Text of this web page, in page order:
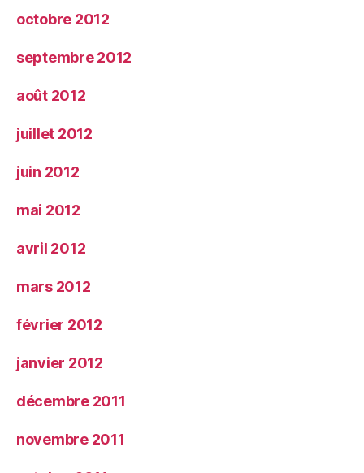
octobre 2012
septembre 2012
août 2012
juillet 2012
juin 2012
mai 2012
avril 2012
mars 2012
février 2012
janvier 2012
décembre 2011
novembre 2011